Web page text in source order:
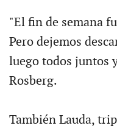
"El fin de semana
Pero dejemos
luego todos juntos
Rosberg.
También Lauda,